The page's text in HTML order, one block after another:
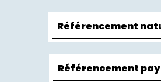
Référencement
Référencement